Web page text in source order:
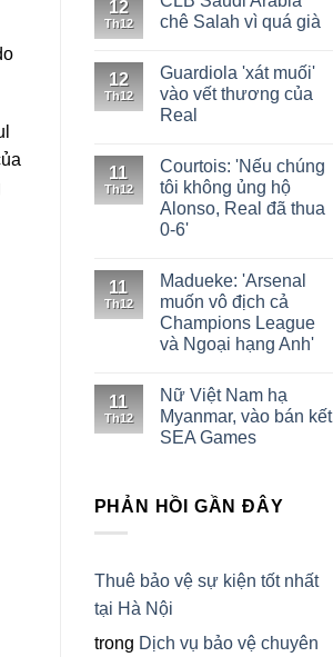
12
Th12
chê Salah vì quá già
12
Th12
Guardiola 'xát muối'
vào vết thương của
Real
11
Th12
Courtois: 'Nếu chúng
tôi không ủng hộ
Alonso, Real đã thua
0-6'
11
Th12
Madueke: 'Arsenal
muốn vô địch cả
Champions League
và Ngoại hạng Anh'
11
Th12
Nữ Việt Nam hạ
Myanmar, vào bán kết
SEA Games
PHẢN HỒI GẦN ĐÂY
Thuê bảo vệ sự kiện tốt nhất
tại Hà Nội
trong Dịch vụ bảo vệ chuyên